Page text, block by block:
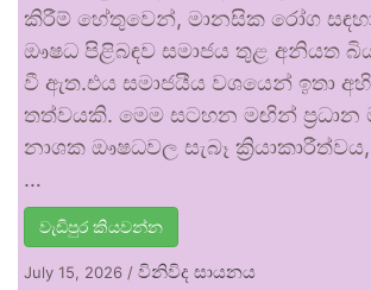
කිරීම් හේතුවෙන්, මානසික රෝග
ඖෂධ පිළිබඳව සමාජය තුළ අනියත
වී ඇත.එය සමාජයීය වශයෙන් ඉතා
තත්වයකි. මෙම සටහන මඟින් ප්‍රධාන
නාශක ඖෂධවල සැබෑ
…
වැඩිපුර කියවන්න
July 15, 2026 / විනිවිද සායනය